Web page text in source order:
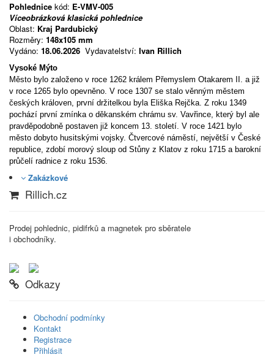
Pohlednice kód: E-VMV-005
Víceobrázková klasická pohlednice
Oblast: Kraj Pardubický
Rozměry: 148x105 mm
Vydáno: 18.06.2026 Vydavatelství: Ivan Rillich
Vysoké Mýto
Město bylo založeno v roce 1262 králem Přemyslem Otakarem II. a již
v roce 1265 bylo opevněno. V roce 1307 se stalo věnným městem
českých královen, první držitelkou byla Eliška Rejčka. Z roku 1349
pochází první zmínka o děkanském chrámu sv. Vavřince, který byl ale
pravděpodobně postaven již koncem 13. století. V roce 1421 bylo
město dobyto husitskými vojsky. Čtvercové náměstí, největší v České
republice, zdobí morový sloup od Stůny z Klatov z roku 1715 a barokní
průčelí radnice z roku 1536.
Zakázkové
Rillich.cz
Prodej pohlednic, pidifrků a magnetek pro sběratele
i obchodníky.
Odkazy
Obchodní podmínky
Kontakt
Registrace
Přihlásit